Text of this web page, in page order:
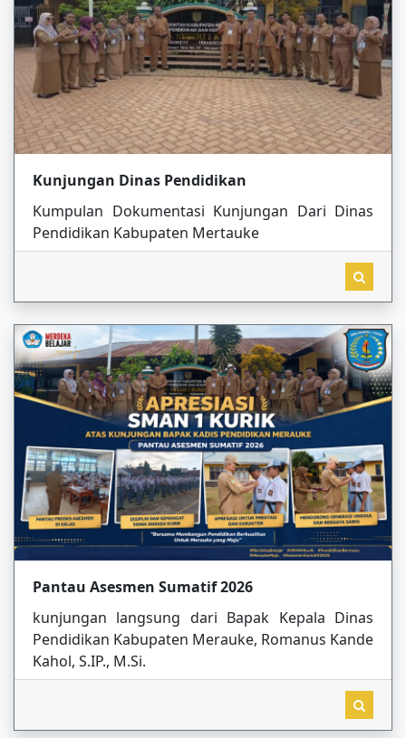
Kunjungan Dinas Pendidikan
Kumpulan Dokumentasi Kunjungan Dari Dinas
Pendidikan Kabupaten Mertauke
Pantau Asesmen Sumatif 2026
kunjungan langsung dari Bapak Kepala Dinas
Pendidikan Kabupaten Merauke, Romanus Kande
Kahol, S.IP., M.Si.